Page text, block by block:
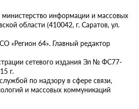
информации и массовых
области (410042, г. Саратов, ул.
«Регион 64». Главный редактор
сетевого издания Эл № ФС77-
г.
по надзору в сфере связи,
и массовых коммуникаций